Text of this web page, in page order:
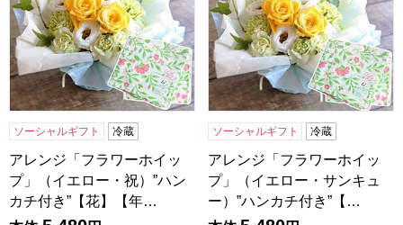
ソーシャルギフト 冷蔵
アレンジ「フラワーホイッ
プ」（イエロー・祝）”ハン
カチ付き”【花】【年…
ソーシャルギフト 冷蔵
アレンジ「フラワーホイッ
プ」（イエロー・サンキュ
ー）”ハンカチ付き”【…